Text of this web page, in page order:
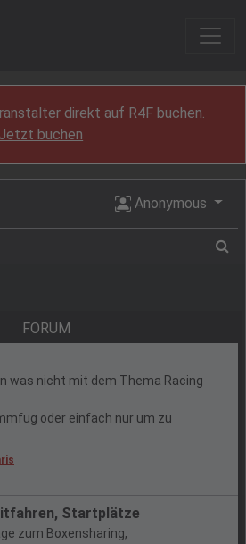
direkt auf R4F buchen.
Jetzt buchen
Anonymous
FORUM
was nicht mit dem Thema Racing
oder einfach nur um zu
Startplätze
zum Boxensharing,